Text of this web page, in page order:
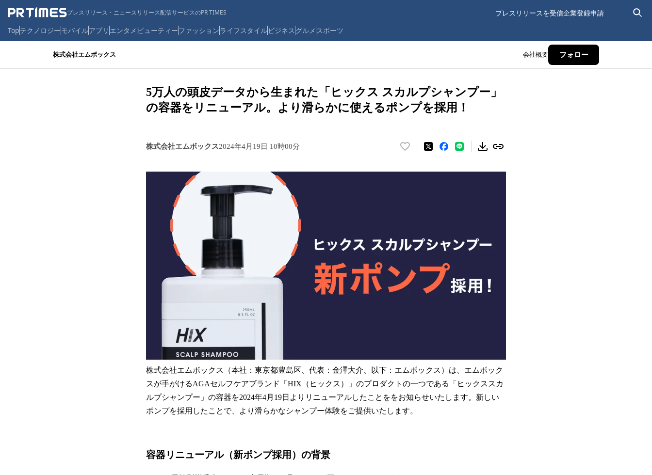
プレスリリース・ニュースリリース配信サービスのPR TIMES プレスリリースを受信企業登録申請
Topテクノロジーモバイルアプリ エンタメ ビューティーファッションライフスタイルビジネス グルメ スポーツ
株式会社エムボックス 会社概要 フォロー
5万人の頭皮データから生まれた「ヒックス スカルプシャンプー」
の容器をリニューアル。より滑らかに使えるポンプを採用！
株式会社エムボックス2024年4月19日 10時00分
い
ね
み
中
す
株式会社エムボックス（本社：東京都豊島区、代表：金澤大介、以下：エムボックス）は、エムボック
スが手がけるAGAセルフケアブランド「HIX（ヒックス）」のプロダクトの一つである「ヒックススカ
ルプシャンプー」の容器を2024年4月19日よりリニューアルしたことををお知らせいたします。新しい
ポンプを採用したことで、より滑らかなシャンプー体験をご提供いたします。
容器リニューアル（新ポンプ採用）の背景